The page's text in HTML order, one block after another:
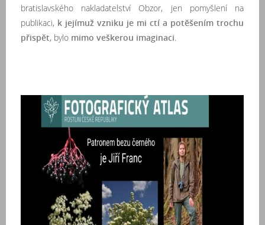
bratislavského nakladatelství Obzor, jen pomyšlení na
publikaci, k jejímuž vzniku je mi ctí a potěšením trochu
přispět, bylo mimo veškerou imaginaci.